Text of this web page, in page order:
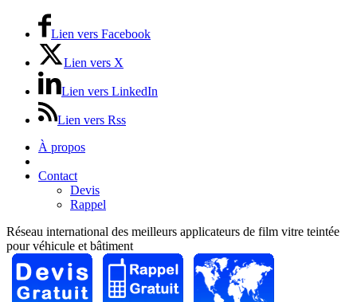
Lien vers Facebook
Lien vers X
Lien vers LinkedIn
Lien vers Rss
À propos
Contact
Devis
Rappel
Réseau international des meilleurs applicateurs de film vitre teintée
pour véhicule et bâtiment